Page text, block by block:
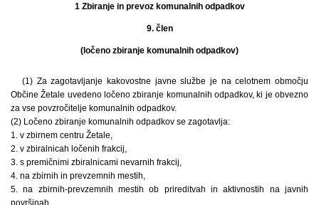
1 Zbiranje in prevoz komunalnih odpadkov
9. člen
(ločeno zbiranje komunalnih odpadkov)
(1) Za zagotavljanje kakovostne javne službe je na celotnem območju
Občine Žetale uvedeno ločeno zbiranje komunalnih odpadkov, ki je obvezno
za vse povzročitelje komunalnih odpadkov.
(2) Ločeno zbiranje komunalnih odpadkov se zagotavlja:
1. v zbirnem centru Žetale,
2. v zbiralnicah ločenih frakcij,
3. s premičnimi zbiralnicami nevarnih frakcij,
4. na zbirnih in prevzemnih mestih,
5. na zbirnih-prevzemnih mestih ob prireditvah in aktivnostih na javnih
površinah.